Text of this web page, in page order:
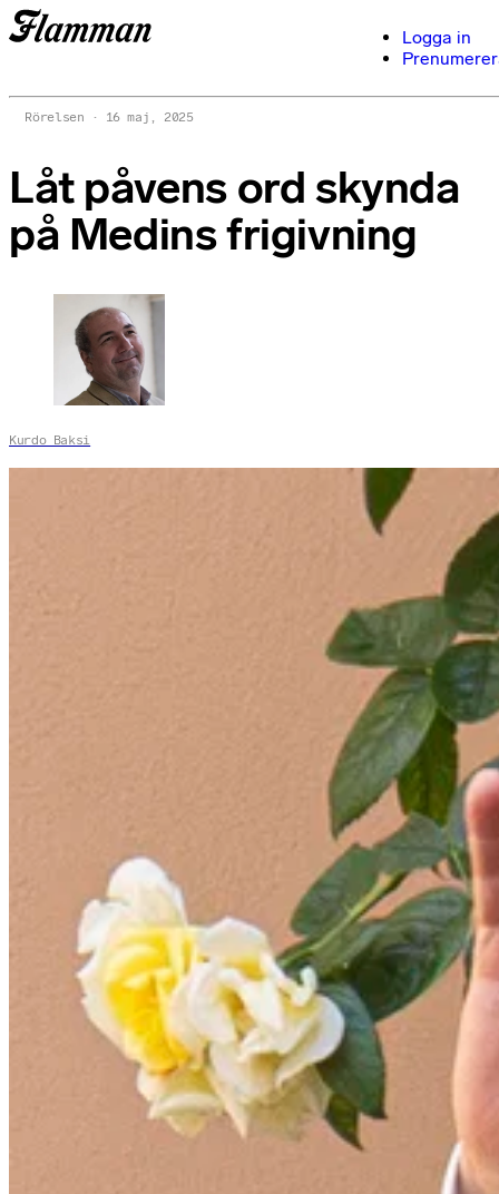
Logga in
Rörelsen 16 maj, 2025
Låt påvens ord skynda
på Medins frigivning
Kurdo Baksi